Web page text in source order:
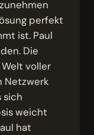
perfekt
ist. Paul
Die
voller
Netzwerk
sich
weicht
hat